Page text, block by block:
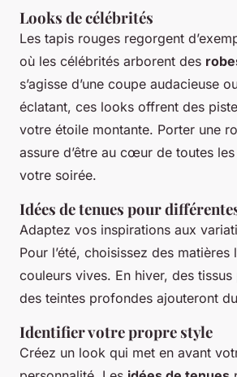
Looks de célébrités
Les tapis rouges regorgent
où les célébrités arborent des
s’agisse d’une coupe audacieuse
éclatant, ces looks offrent des
votre étoile montante. Porter une
assure d’être au cœur de toutes
votre soirée.
Idées de tenues pour
Adaptez vos inspirations aux
Pour l’été, choisissez des matières
couleurs vives. En hiver, des
des teintes profondes ajouteront
Identifier votre propre style
Créez un look qui met en avant